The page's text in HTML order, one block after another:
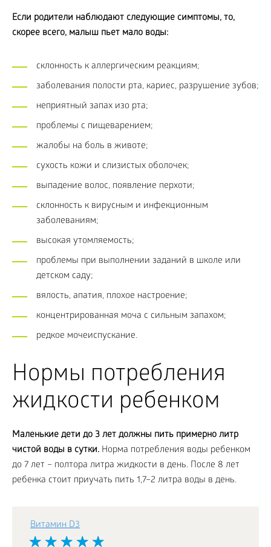
Если родители наблюдают следующие симптомы, то,
скорее всего, малыш пьет мало воды:
склонность к аллергическим реакциям;
заболевания полости рта, кариес, разрушение зубов;
неприятный запах изо рта;
проблемы с пищеварением;
жалобы на боль в животе;
сухость кожи и слизистых оболочек;
выпадение волос, появление перхоти;
склонность к вирусным и инфекционным
заболеваниям;
высокая утомляемость;
проблемы при выполнении заданий в школе или
детском саду;
вялость, апатия, плохое настроение;
концентрированная моча с сильным запахом;
редкое мочеиспускание.
Нормы потребления
жидкости ребенком
Маленькие дети до 3 лет должны пить примерно литр
чистой воды в сутки. Норма потребления воды ребенком
до 7 лет – полтора литра жидкости в день. После 8 лет
ребенка стоит приучать пить 1,7–2 литра воды в день.
Витамин D3